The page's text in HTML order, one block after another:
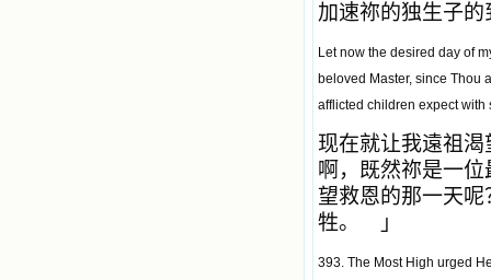
加速祢的独生子
Let now the desired day of
beloved Master, since Thou
afflicted children expect with
现在就让我遠祖
啊，既然祢是一
望救恩的那一天
牲。 」
393. The Most High urged